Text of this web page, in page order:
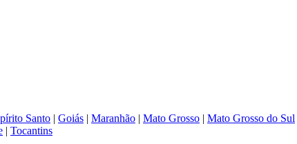
Santo | Goiás | Maranhão | Mato Grosso | Mato Grosso do Sul
| Tocantins